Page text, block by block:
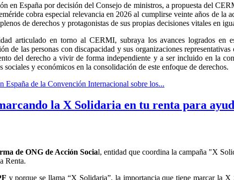
en España por decisión del Consejo de ministros, a propuesta del
cobra especial relevancia en 2026 al cumplirse veinte años de
de derechos y protagonistas de sus propias decisiones vitales en
articulado en torno al CERMI, subraya los avances logrados en
de las personas con discapacidad y sus organizaciones
del derecho a vivir de forma independiente y a ser incluido en la
y económicos en la consolidación de este enfoque de derechos.
de la Convención Internacional sobre los...
la X Solidaria en tu renta para
de ONG de Acción Social, entidad que coordina la campaña "X
Renta.
y porque se llama “X Solidaria”, la importancia que tiene marcar la